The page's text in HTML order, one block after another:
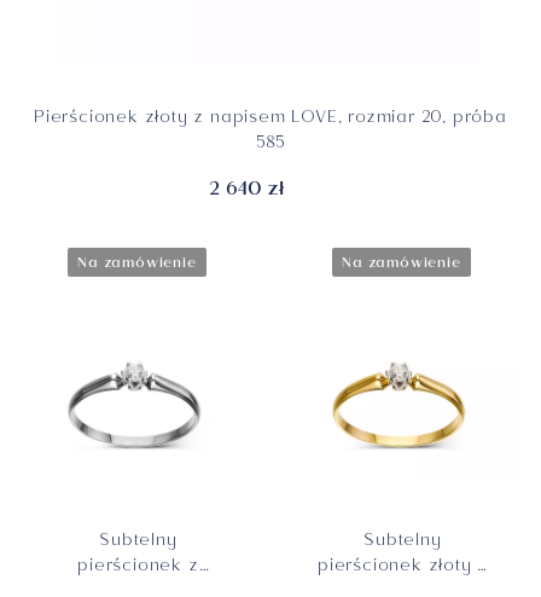
Pierścionek złoty z napisem LOVE, rozmiar 20, próba
585
2 640 zł
Na zamówienie
Subtelny
pierścionek z
Na zamówienie
Subtelny
pierścionek złoty z